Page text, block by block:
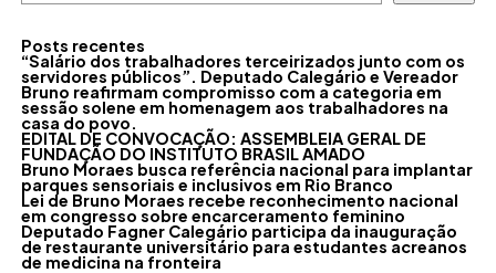
Posts recentes
“Salário dos trabalhadores terceirizados junto com os
servidores públicos”. Deputado Calegário e Vereador
Bruno reafirmam compromisso com a categoria em
sessão solene em homenagem aos trabalhadores na
casa do povo.
EDITAL DE CONVOCAÇÃO: ASSEMBLEIA GERAL DE
FUNDAÇÃO DO INSTITUTO BRASIL AMADO
Bruno Moraes busca referência nacional para implantar
parques sensoriais e inclusivos em Rio Branco
Lei de Bruno Moraes recebe reconhecimento nacional
em congresso sobre encarceramento feminino
Deputado Fagner Calegário participa da inauguração
de restaurante universitário para estudantes acreanos
de medicina na fronteira